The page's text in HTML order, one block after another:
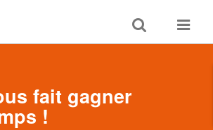
Toggle
search
Toggle
fait gagner
!